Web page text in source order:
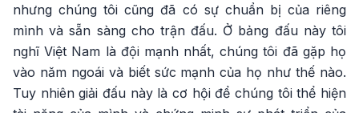
nhưng chúng tôi cũng đã có sự chuẩn bị của riêng
mình và sẵn sàng cho trận đấu. Ở bảng đấu này tôi
nghĩ Việt Nam là đội mạnh nhất, chúng tôi đã gặp họ
vào năm ngoái và biết sức mạnh của họ như thế nào.
Tuy nhiên giải đấu này là cơ hội để chúng tôi thể hiện